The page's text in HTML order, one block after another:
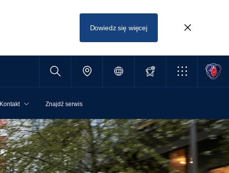
Dowiedz się więcej
Kontakt Znajdź serwis